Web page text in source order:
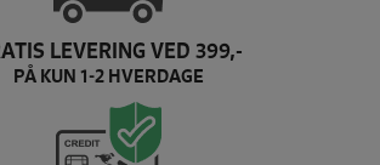
LEVERING VED 399,-
PÅ KUN 1-2 HVERDAGE